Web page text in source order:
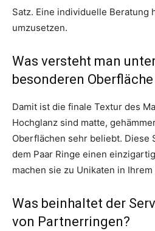
Satz. Eine individuelle Beratung
umzusetzen.
Was versteht man
besonderen
Damit ist die finale Textur des
Hochglanz sind matte,
Oberflächen sehr beliebt. Diese
dem Paar Ringe einen
machen sie zu Unikaten in
Was beinhaltet der
von Partnerringen?